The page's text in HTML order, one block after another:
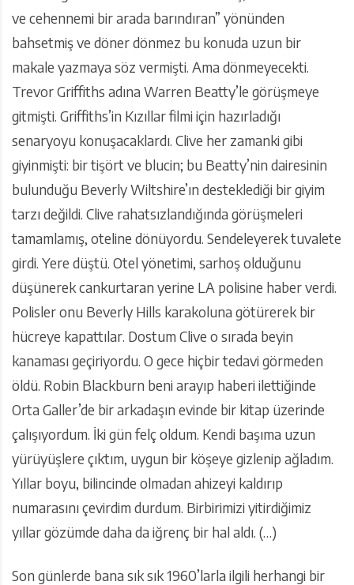
ve cehennemi bir arada barındıran” yönünden
bahsetmiş ve döner dönmez bu konuda uzun bir
makale yazmaya söz vermişti. Ama dönmeyecekti.
Trevor Griffiths adına Warren Beatty’le görüşmeye
gitmişti. Griffiths’in Kızıllar filmi için hazırladığı
senaryoyu konuşacaklardı. Clive her zamanki gibi
giyinmişti: bir tişört ve blucin; bu Beatty’nin dairesinin
bulunduğu Beverly Wiltshire’ın desteklediği bir giyim
tarzı değildi. Clive rahatsızlandığında görüşmeleri
tamamlamış, oteline dönüyordu. Sendeleyerek tuvalete
girdi. Yere düştü. Otel yönetimi, sarhoş olduğunu
düşünerek cankurtaran yerine LA polisine haber verdi.
Polisler onu Beverly Hills karakoluna götürerek bir
hücreye kapattılar. Dostum Clive o sırada beyin
kanaması geçiriyordu. O gece hiçbir tedavi görmeden
öldü. Robin Blackburn beni arayıp haberi ilettiğinde
Orta Galler’de bir arkadaşın evinde bir kitap üzerinde
çalışıyordum. İki gün felç oldum. Kendi başıma uzun
yürüyüşlere çıktım, uygun bir köşeye gizlenip ağladım.
Yıllar boyu, bilincinde olmadan ahizeyi kaldırıp
numarasını çevirdim durdum. Birbirimizi yitirdiğimiz
yıllar gözümde daha da iğrenç bir hal aldı. (…)
Son günlerde bana sık sık 1960’larla ilgili herhangi bir